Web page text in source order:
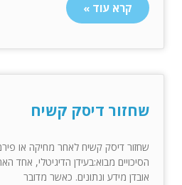
קרא עוד »
שחזור דיסק קשיח
שחזור דיסק קשיח לאחר מחיקה או
הסיכויים מבוא:בעידן הדיגיטלי, אחד
אובדן מידע ונתונים. כאשר מדובר